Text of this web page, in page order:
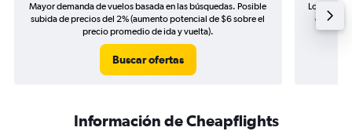
Mayor demanda de vuelos basada en las búsquedas. Posible
subida de precios del 2% (aumento potencial de $6 sobre el
precio promedio de ida y vuelta).
Buscar ofertas
Los
de
Información de Cheapflights